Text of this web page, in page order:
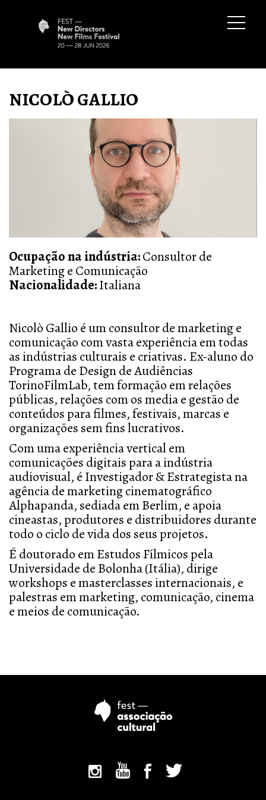
NICOLÒ GALLIO
Ocupação na indústria:Consultor de
Marketing e Comunicação
Nacionalidade:Italiana
Nicolò Gallio é um consultor de marketing e
comunicação com vasta experiência em todas
as indústrias culturais e criativas. Ex-aluno do
Programa de Design de Audiências
TorinoFilmLab, tem formação em relações
públicas, relações com os media e gestão de
conteúdos para filmes, festivais, marcas e
organizações sem fins lucrativos.
Com uma experiência vertical em
comunicações digitais para a indústria
audiovisual, é Investigador & Estrategista na
agência de marketing cinematográfico
Alphapanda, sediada em Berlim, e apoia
cineastas, produtores e distribuidores durante
todo o ciclo de vida dos seus projetos.
É doutorado em Estudos Fílmicos pela
Universidade de Bolonha (Itália), dirige
workshops e masterclasses internacionais, e
palestras em marketing, comunicação, cinema
e meios de comunicação.